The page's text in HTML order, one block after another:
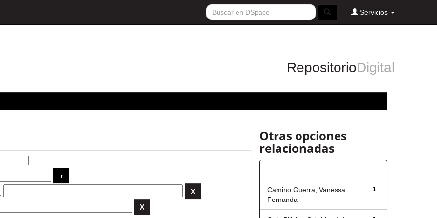
Servicios
RepositorioDigital
Otras opciones
relacionadas
1
Camino Guerra, Vanessa
Fernanda